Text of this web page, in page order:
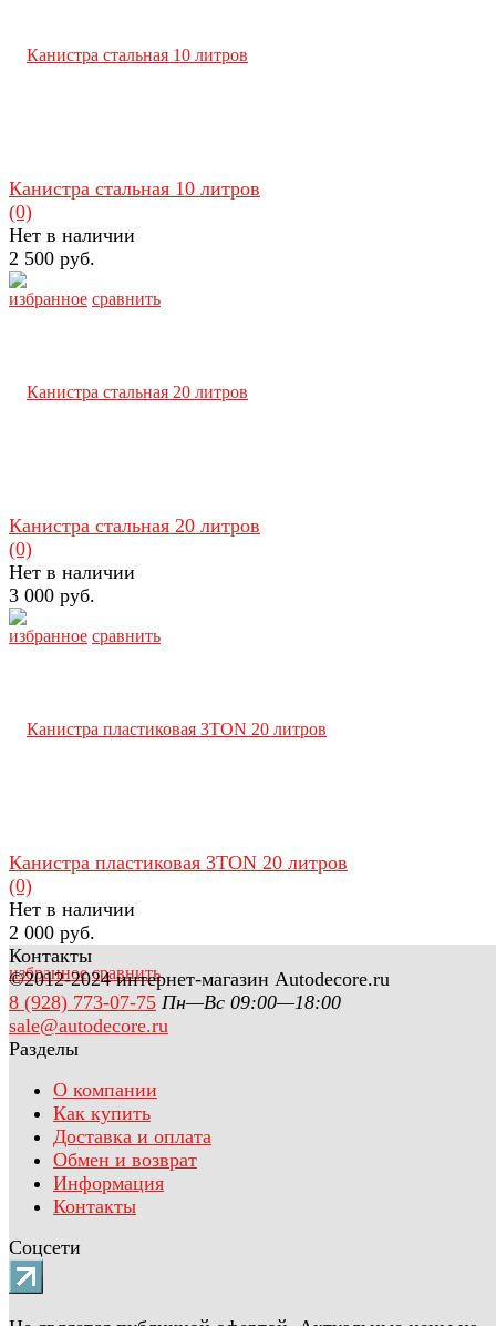
избранное сравнить
Канистра стальная 10 литров
(0)
Нет в наличии
2 500 руб.
избранное сравнить
Канистра стальная 20 литров
(0)
Нет в наличии
3 000 руб.
избранное сравнить
Канистра пластиковая 3TON 20 литров
(0)
Нет в наличии
2 000 руб.
Контакты
©2012-2024 интернет-магазин Autodecore.ru
8 (928) 773-07-75 Пн—Вс 09:00—18:00
sale@autodecore.ru
Разделы
О компании
Как купить
Доставка и оплата
Обмен и возврат
Информация
Контакты
Соцсети